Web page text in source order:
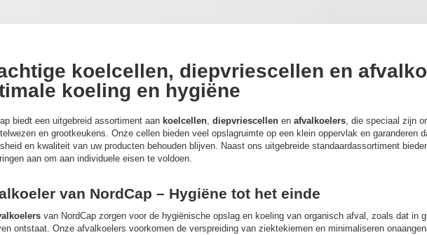
koelcellen, diepvriescellen en
koeling en hygiëne
biedt een uitgebreid assortiment aan koelcellen, diepvriescellen en afvalkoelers, die speciaal zijn
en grootkeukens. Onze cellen bieden veel opslagruimte op een klein oppervlak en garanderen
en kwaliteit van uw producten behouden blijven. Naast ons uitgebreide standaardassortiment
aan om aan individuele eisen te voldoen.
van NordCap – Hygiëne tot het einde
van NordCap zorgen voor de hygiënische opslag en koeling van organisch afval, zoals dat in
ontstaat. Onze afvalkoelers voorkomen de verspreiding van ziektekiemen en minimaliseren